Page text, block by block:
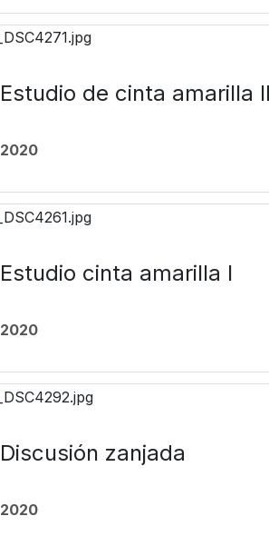
Estudio de cinta amarilla
2020
Estudio cinta amarilla I
2020
Discusión zanjada
2020